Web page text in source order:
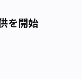
を開始